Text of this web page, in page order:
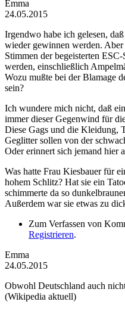
Emma
24.05.2015
Irgendwo habe ich gelesen,
wieder gewinnen werden.
Stimmen der begeisterten
werden, einschließlich
Wozu mußte bei der Blamage
sein?
Ich wundere mich nicht, daß
immer dieser Gegenwind für
Diese Gags und die Kleidung,
Geglitter sollen von der
Oder erinnert sich jemand hier
Was hatte Frau Kiesbauer für
hohem Schlitz? Hat sie ein
schimmerte da so
Außerdem war sie etwas zu
Zum Verfassen von
Registrieren.
Emma
24.05.2015
Obwohl Deutschland auch
(Wikipedia aktuell)